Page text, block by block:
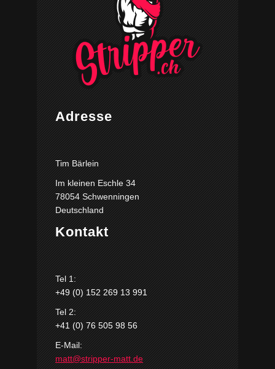
Adresse
Tim Bärlein
Im kleinen Eschle 34
78054 Schwenningen
Deutschland
Kontakt
Tel 1:
+49 (0) 152 269 13 991
Tel 2:
+41 (0) 76 505 98 56
E-Mail:
matt@stripper-matt.de